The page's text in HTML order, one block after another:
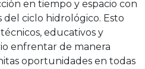
en tiempo y espacio con
del ciclo hidrológico. Esto
educativos y
enfrentar de manera
oportunidades en todas